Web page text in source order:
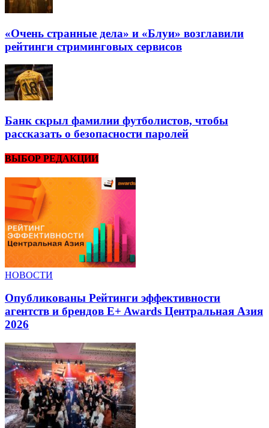
«Очень странные дела» и «Блуи» возглавили
рейтинги стриминговых сервисов
Банк скрыл фамилии футболистов, чтобы
рассказать о безопасности паролей
ВЫБОР РЕДАКЦИИ
НОВОСТИ
Опубликованы Рейтинги эффективности
агентств и брендов E+ Awards Центральная Азия
2026